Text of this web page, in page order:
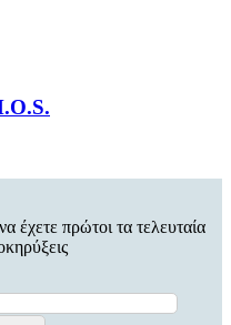
έχετε πρώτοι τα τελευταία